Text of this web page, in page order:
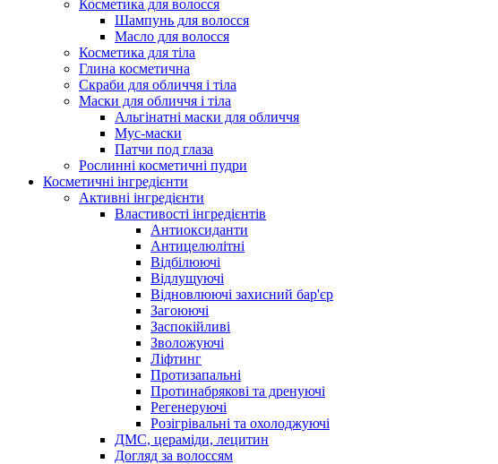
Косметика для волосся
Шампунь для волосся
Масло для волосся
Косметика для тіла
Глина косметична
Скраби для обличчя і тіла
Маски для обличчя і тіла
Альгінатні маски для обличчя
Мус-маски
Патчи под глаза
Рослинні косметичні пудри
Косметичні інгредієнти
Активні інгредієнти
Властивості інгредієнтів
Антиоксиданти
Антицелюлітні
Відбілюючі
Відлущуючі
Відновлюючі захисний бар'єр
Загоюючі
Заспокійливі
Зволожуючі
Ліфтинг
Протизапальні
Протинабрякові та дренуючі
Регенеруючі
Розігрівальні та охолоджуючі
ДМС, цераміди, лецитин
Догляд за волоссям